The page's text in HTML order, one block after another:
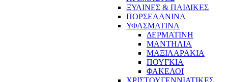
ΞΥΛΙΝΕΣ & ΠΑΙΔΙΚΕΣ
ΠΟΡΣΕΛΑΝΙΝΑ
ΥΦΑΣΜΑΤΙΝA
ΔΕΡΜΑΤΙΝΗ
ΜΑΝΤΗΛΙΑ
ΜΑΞΙΛΑΡΑΚΙΑ
ΠΟΥΓΚΙΑ
ΦΑΚΕΛΟΙ
ΧΡΙΣΤΟΥΓΕΝΝΙΑΤΙΚΕΣ